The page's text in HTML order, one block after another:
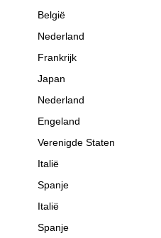
België
Nederland
Frankrijk
Japan
Nederland
Engeland
Verenigde Staten
Italië
Spanje
Italië
Spanje